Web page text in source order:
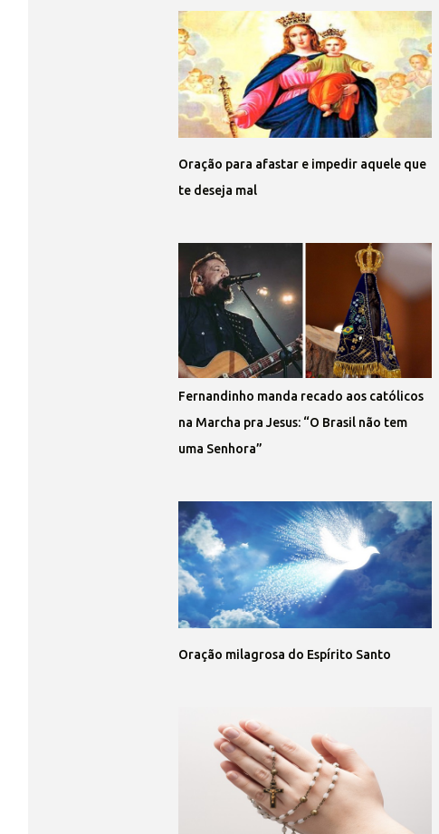
Oração para afastar e impedir aquele que
te deseja mal
Fernandinho manda recado aos católicos
na Marcha pra Jesus: “O Brasil não tem
uma Senhora”
Oração milagrosa do Espírito Santo